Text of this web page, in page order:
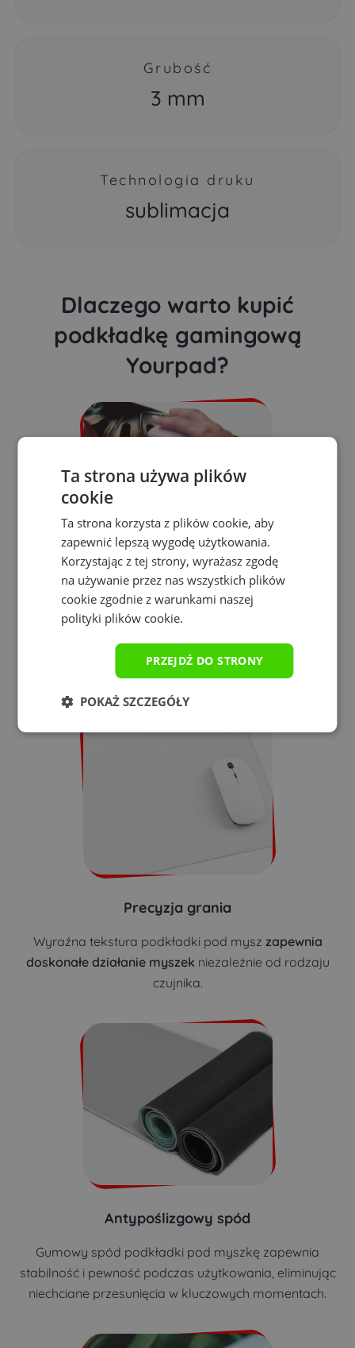
Grubość
3 mm
Technologia druku
sublimacja
Dlaczego warto kupić
podkładkę gamingową
Yourpad?
Własny nadruk
Dzięki wysokiej jakości nadruku,
odporne na blaknięcie
, co sprawia, że podkładka pod
myszkę, zachowuje swój wygląd na długi czas.
Precyzja grania
Wyraźna tekstura podkładki pod mysz zapewnia
doskonałe działanie myszek niezależnie od rodzaju
czujnika.
Antypoślizgowy spód
Gumowy spód podkładki pod myszkę zapewnia
stabilność i pewność podczas użytkowania, eliminując
niechciane przesunięcia w kluczowych momentach.
Ta strona używa plików
cookie
Ta strona korzysta z plików cookie, aby
zapewnić lepszą wygodę użytkowania.
Korzystając z tej strony, wyrażasz zgodę
na używanie przez nas wszystkich plików
cookie zgodnie z warunkami naszej
polityki plików cookie.
PRZEJDŹ DO STRONY
POKAŻ SZCZEGÓŁY